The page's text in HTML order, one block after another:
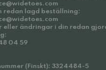
redan lagd beställning:
eller ändringar i din redan
04 59
(Finskt): 3324484-5